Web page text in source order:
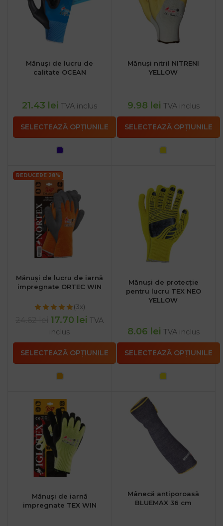
Mănuși de lucru de
calitate OCEAN
21.43 lei TVA inclus
SELECTEAZĂ OPȚIUNILE
Mănuși nitril NITRENI
YELLOW
9.98 lei TVA inclus
SELECTEAZĂ OPȚIUNILE
REDUCERE 28%
Mănuși de lucru de iarnă
impregnate ORTEC WIN
(3x)
17.70 lei TVA
inclus
SELECTEAZĂ OPȚIUNILE
Mănuși de protecție
pentru lucru TEX NEO
YELLOW
8.06 lei TVA inclus
SELECTEAZĂ OPȚIUNILE
Mănuși de iarnă
impregnate TEX WIN
Mânecă antiporoasă
BLUEMAX 36 cm